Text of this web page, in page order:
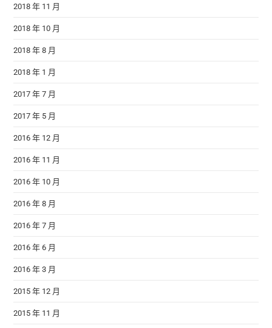
2018 年 11 月
2018 年 10 月
2018 年 8 月
2018 年 1 月
2017 年 7 月
2017 年 5 月
2016 年 12 月
2016 年 11 月
2016 年 10 月
2016 年 8 月
2016 年 7 月
2016 年 6 月
2016 年 3 月
2015 年 12 月
2015 年 11 月